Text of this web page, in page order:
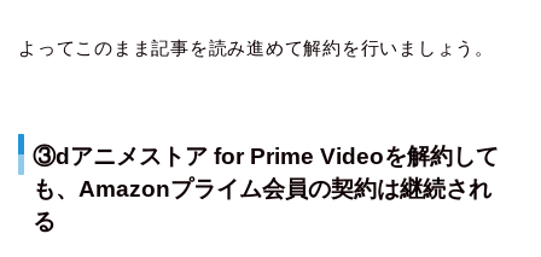
よってこのまま記事を読み進めて解約を行いましょう。
③dアニメストア for Prime Videoを解約して
も、Amazonプライム会員の契約は継続され
る